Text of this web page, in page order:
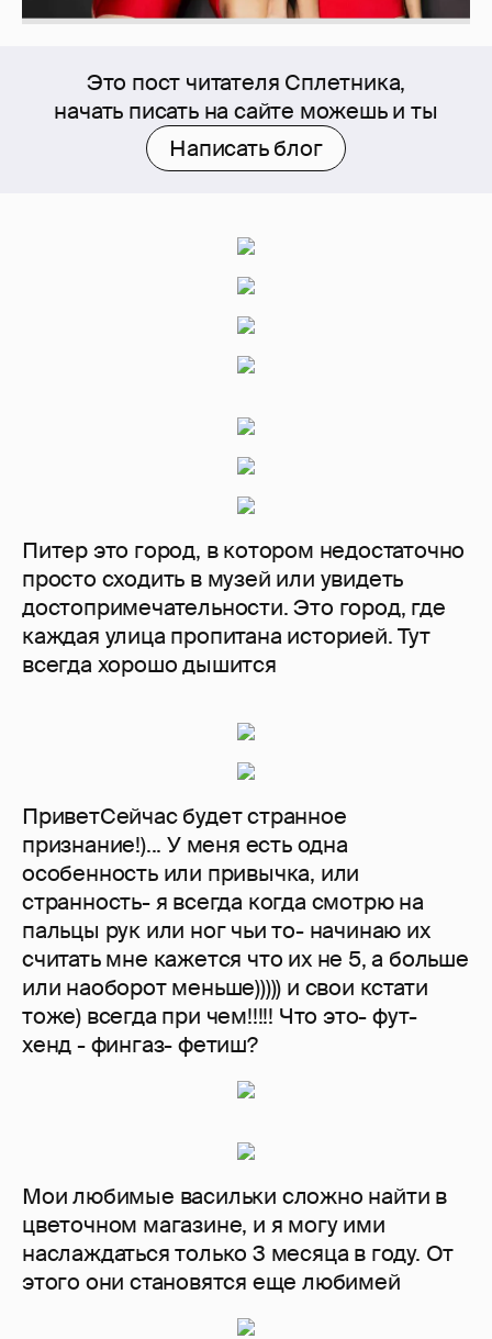
Это пост читателя Сплетника,
начать писать на сайте можешь и ты
Написать блог
Питер это город, в котором недостаточно
просто сходить в музей или увидеть
достопримечательности. Это город, где
каждая улица пропитана историей. Тут
всегда хорошо дышится
ПриветСейчас будет странное
признание!)... У меня есть одна
особенность или привычка, или
странность- я всегда когда смотрю на
пальцы рук или ног чьи то- начинаю их
считать мне кажется что их не 5, а больше
или наоборот меньше))))) и свои кстати
тоже) всегда при чем!!!!! Что это- фут-
хенд - фингаз- фетиш?
Мои любимые васильки сложно найти в
цветочном магазине, и я могу ими
наслаждаться только 3 месяца в году. От
этого они становятся еще любимей